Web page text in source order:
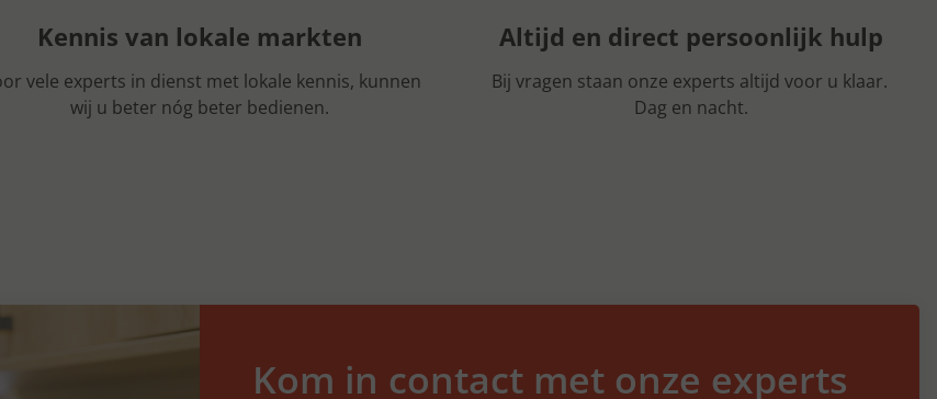
Kennis van lokale markten
vele experts in dienst met lokale kennis, kunnen
wij u beter nóg beter bedienen.
Altijd en direct persoonlijk hulp
Bij vragen staan onze experts altijd voor u klaar.
Dag en nacht.
Kom in contact met onze experts